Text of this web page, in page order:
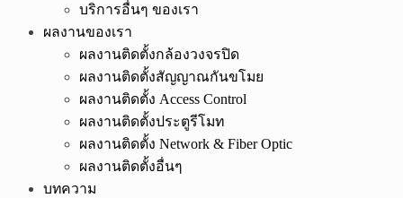
บริการอื่นๆ ของเรา
ผลงานของเรา
ผลงานติดตั้งกล้องวงจรปิด
ผลงานติดตั้งสัญญาณกันขโมย
ผลงานติดตั้ง Access Control
ผลงานติดตั้งประตูรีโมท
ผลงานติดตั้ง Network & Fiber Optic
ผลงานติดตั้งอื่นๆ
บทความ